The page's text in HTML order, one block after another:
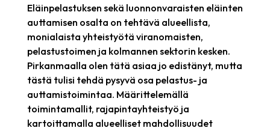
Eläinpelastuksen sekä luonnonvaraisten eläinten
auttamisen osalta on tehtävä alueellista,
monialaista yhteistyötä viranomaisten,
pelastustoimen ja kolmannen sektorin kesken.
Pirkanmaalla olen tätä asiaa jo edistänyt, mutta
tästä tulisi tehdä pysyvä osa pelastus- ja
auttamistoimintaa. Määrittelemällä
toimintamallit, rajapintayhteistyö ja
kartoittamalla alueelliset mahdollisuudet